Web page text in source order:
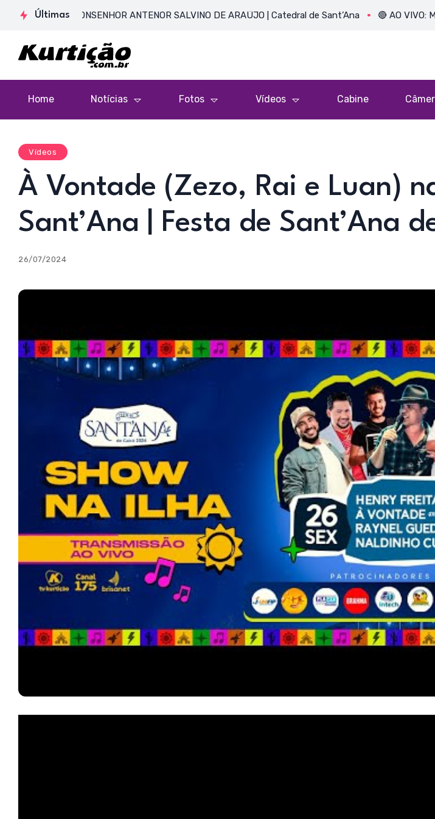
Últimas
DE MONSENHOR ANTENOR SALVINO DE ARAÚJO | Catedral de Sant’Ana 🔴 AO VIVO: MISSA
Home Notícias Fotos Vídeos Cabine
Vídeos
À Vontade (Zezo, Rai e Luan)
Sant’Ana | Festa de Sant’Ana
26/07/2024